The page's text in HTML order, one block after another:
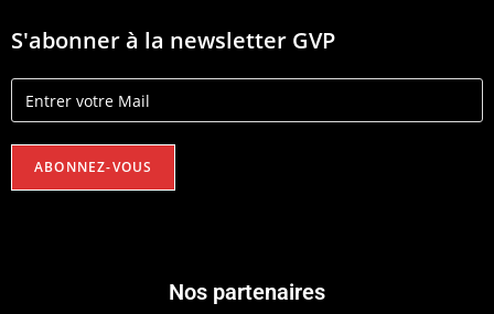
S'abonner à la newsletter GVP
Nos partenaires